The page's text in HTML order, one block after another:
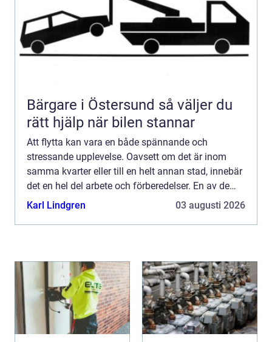
Bärgare i Östersund så väljer du
rätt hjälp när bilen stannar
Att flytta kan vara en både spännande och
stressande upplevelse. Oavsett om det är inom
samma kvarter eller till en helt annan stad, innebär
det en hel del arbete och förberedelser. En av de
oftast förbisedda men kritis...
Karl Lindgren 03 augusti 2026